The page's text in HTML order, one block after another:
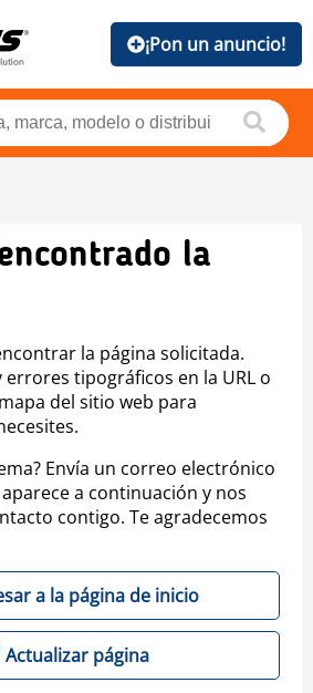
¡Pon un anuncio!
la
la página solicitada.
errores tipográficos en la URL o
del sitio web para
Envía un correo electrónico
a continuación y nos
contigo. Te agradecemos
a la página de inicio
Actualizar página